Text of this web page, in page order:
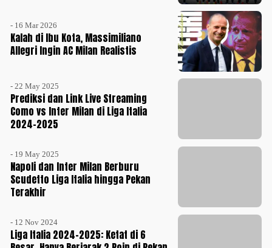
- 16 Mar 2026
Kalah di Ibu Kota, Massimiliano
Allegri Ingin AC Milan Realistis
- 22 May 2025
Prediksi dan Link Live Streaming
Como vs Inter Milan di Liga Italia
2024-2025
- 19 May 2025
Napoli dan Inter Milan Berburu
Scudetto Liga Italia hingga Pekan
Terakhir
- 12 Nov 2024
Liga Italia 2024-2025: Ketat di 6
SPECIAL
Video